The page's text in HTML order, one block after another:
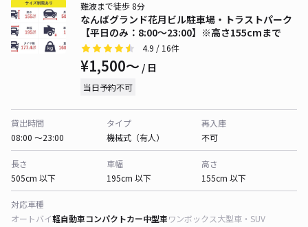
なんばグランド花月ビル駐車場・トラストパーク
【平日のみ：8:00～23:00】※高さ155cmまで
難波まで徒歩 8分
4.9 / 16件
¥1,500〜 / 日
当日予約不可
貸出時間
08:00 〜23:00
タイプ
機械式（有人）
再入庫
不可
長さ
505cm 以下
車幅
195cm 以下
高さ
155cm 以下
対応車種
オートバイ軽自動車コンパクトカー中型車ワンボックス大型車・SUV